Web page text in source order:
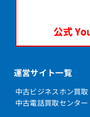
運営サイト一覧
中古ビジネスホン買取
中古電話買取センター